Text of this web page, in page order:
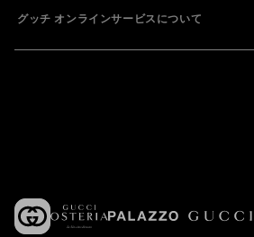
グッチ オンラインサービスについて